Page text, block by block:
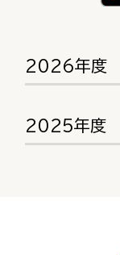
2026年度
2025年度